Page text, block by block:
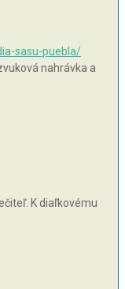
sasu-puebla/
nahrávka a
K diaľkovému